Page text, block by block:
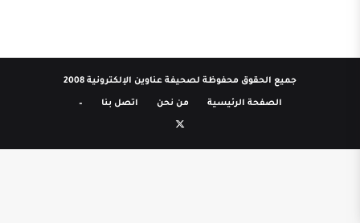
جميع الحقوق محفوظة لصحيفة عناوين الإلكترونية 2008
الصفحة الرئيسية من نحن اتصل بنا –